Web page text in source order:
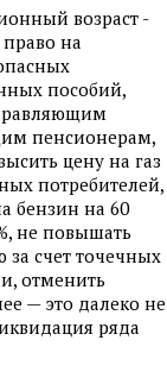
возраст -
на
пособий,
пенсионерам,
цену на газ
потребителей,
бензин на 60
не повышать
счет точечных
отменить
— это далеко не
ряда